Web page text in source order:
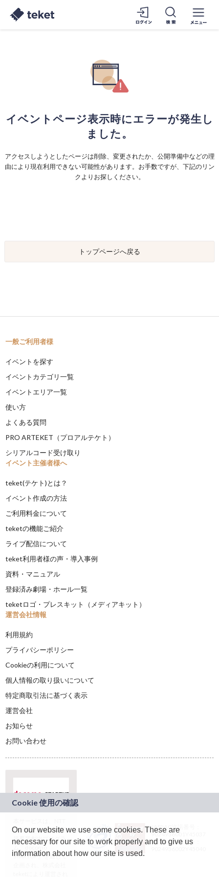
イベントページ表示時にエラーが発生し
ました。
アクセスしようとしたページは削除、変更されたか、公開準備中などの理
由により現在利用できない可能性があります。お手数ですが、下記のリン
クよりお探しください。
トップページへ戻る
一般ご利用者様
イベントを探す
イベントカテゴリ一覧
イベントエリア一覧
使い方
よくある質問
PRO ARTEKET（プロアルテケト）
シリアルコード受け取り
イベント主催者様へ
teket(テケト)とは？
イベント作成の方法
ご利用料金について
teketの機能ご紹介
ライブ配信について
teket利用者様の声・導入事例
資料・マニュアル
登録済み劇場・ホール一覧
teketロゴ・プレスキット（メディアキット）
運営会社情報
利用規約
プライバシーポリシー
Cookieの利用について
個人情報の取り扱いについて
特定商取引法に基づく表示
運営会社
お知らせ
お問い合わせ
ドコモグループの新
規事業創出プログラ
ム「docomo
STARTUP」を通じて
JASRAC許諾番号：
9024936001Y45037
JASRAC許諾番号：
On our website we use some cookies. These are
necessary for our site to work properly and to give us
information about how our site is used.